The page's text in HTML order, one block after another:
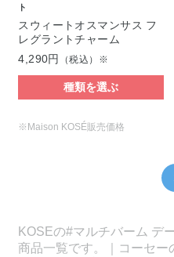
ト
スウィートオスマンサス フ
レグラントチャーム
4,290円
（税込）※
種類を選ぶ
※Maison KOSÉ販売価格
KOSEの#マルチバーム デ
商品一覧です。｜コーセー